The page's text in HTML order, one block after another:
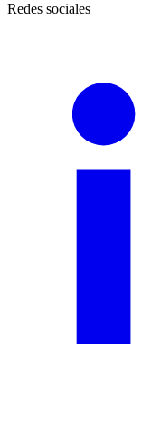
Redes sociales